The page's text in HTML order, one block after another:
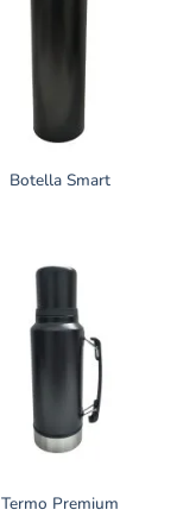
Botella Smart
Termo Premium